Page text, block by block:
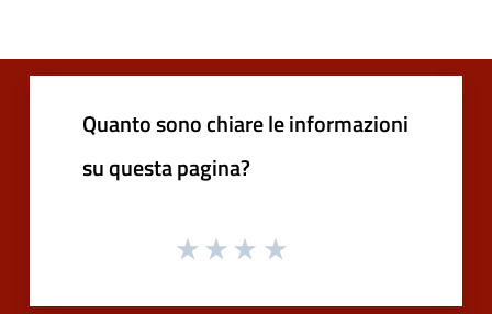
Quanto sono chiare le informazioni
su questa pagina?